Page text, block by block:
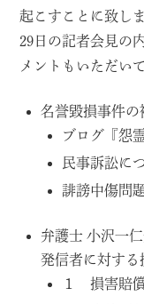
起こすことに致し
29日の記者会見の
メントもいただい
名誉毀損事件の
ブログ『怨
民事訴訟に
誹謗中傷問
弁護士 小沢一
発信者に対する
１ 損害賠